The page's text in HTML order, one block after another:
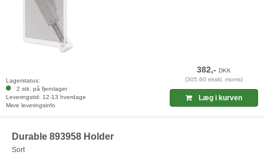
Lagerstatus:
2 stk. på fjernlager
Leveringstid: 12-13 hverdage
Mere leveringsinfo
382,-DKK
(305,60 ekskl. moms)
Læg i kurven
Durable 893958 Holder
Sort